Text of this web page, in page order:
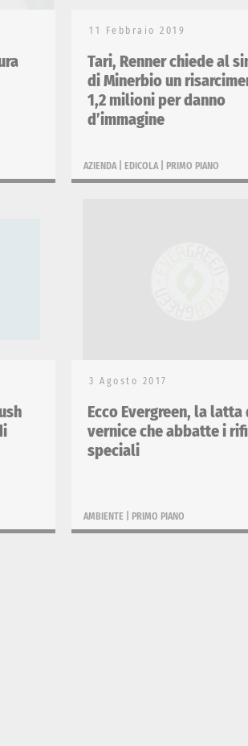
11 Febbraio 2019
Tari, Renner chiede al
di Minerbio un
1,2 milioni per danno
d’immagine
AZIENDA| EDICOLA| PRIMO PIANO
3 Agosto 2017
Ecco Evergreen, la latta
vernice che abbatte i
speciali
AMBIENTE PRIMO PIANO